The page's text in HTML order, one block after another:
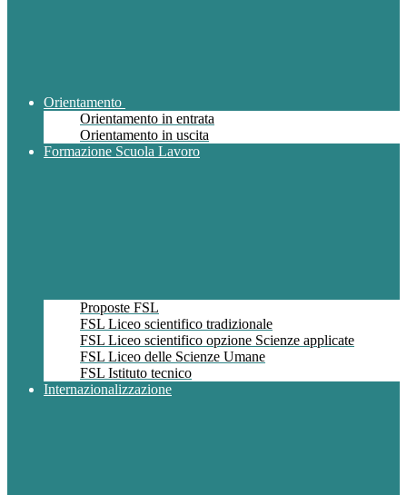
Orientamento
Orientamento in entrata
Orientamento in uscita
Formazione Scuola Lavoro
Proposte FSL
FSL Liceo scientifico tradizionale
FSL Liceo scientifico opzione Scienze applicate
FSL Liceo delle Scienze Umane
FSL Istituto tecnico
Internazionalizzazione